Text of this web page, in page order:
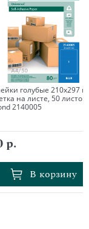
голубые 210х297
на листе, 50 листов,
2140005
р.
В корзину
В корзину